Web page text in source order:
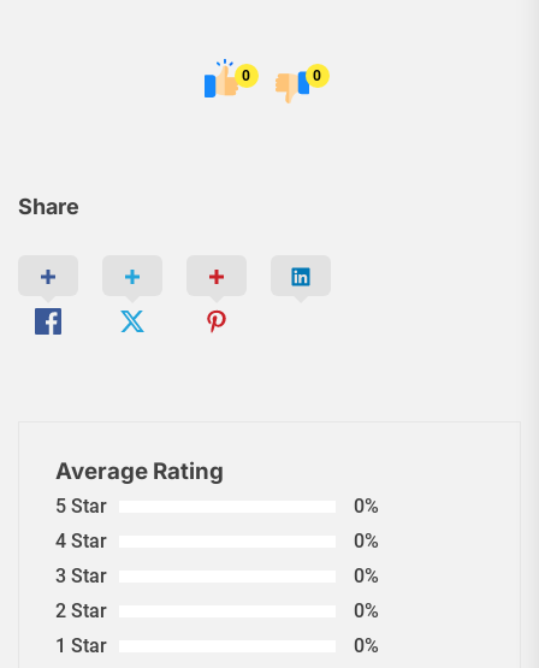
Share
0 0
Average Rating
5 Star
0%
4 Star
0%
3 Star
0%
2 Star
0%
1 Star
0%